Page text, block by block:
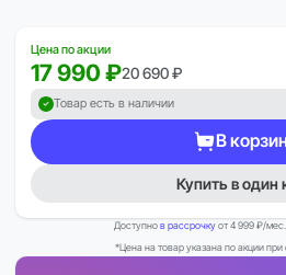
Цена по акции
17 990 ₽20 690 ₽
Товар есть в наличии
В
Купить в один
Доступнов рассрочкуот 4 999 ₽/
*Цена на товар указана по акции